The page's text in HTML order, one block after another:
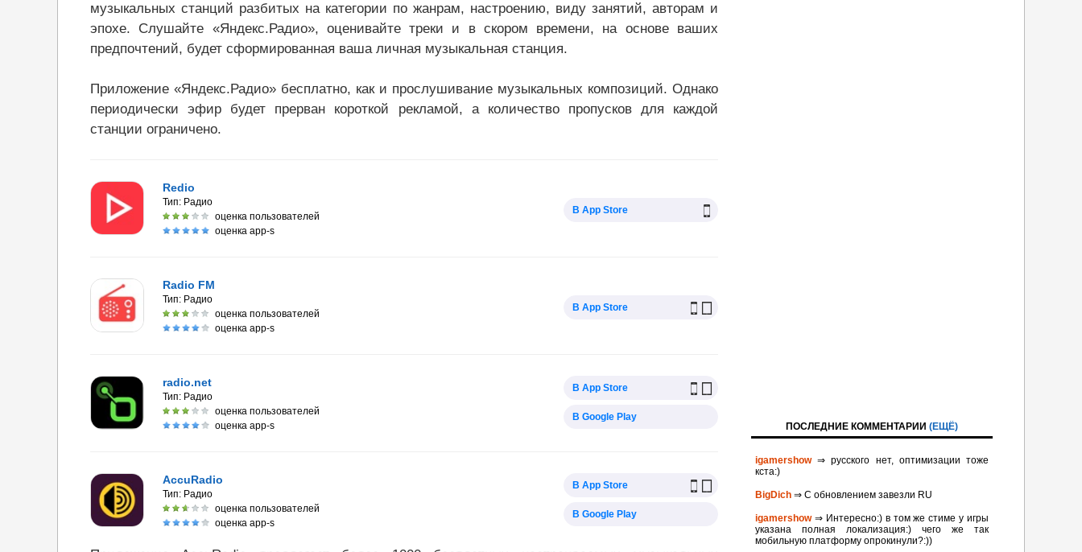
музыкальных станций разбитых на категории по жанрам, настроению, виду занятий, авторам и
эпохе. Слушайте «Яндекс.Радио», оценивайте треки и в скором времени, на основе ваших
предпочтений, будет сформированная ваша личная музыкальная станция.
Приложение «Яндекс.Радио» бесплатно, как и прослушивание музыкальных композиций. Однако
периодически эфир будет прерван короткой рекламой, а количество пропусков для каждой
станции ограничено.
Redio
Тип: Радио
оценка пользователей
оценка app-s
В App Store
Radio FM
Тип: Радио
оценка пользователей
оценка app-s
В App Store
radio.net
Тип: Радио
оценка пользователей
оценка app-s
В App Store
В Google Play
AccuRadio
Тип: Радио
оценка пользователей
оценка app-s
В App Store
В Google Play
ПОСЛЕДНИЕ КОММЕНТАРИИ (ЕЩЁ)
igamershow⇒ русского нет, оптимизации тоже
кста:)
BigDich ⇒ С обновлением завезли RU
igamershow⇒ Интересно:) в том же стиме у игры
указана полная локализация:) чего же так
мобильную платформу опрокинули?:))